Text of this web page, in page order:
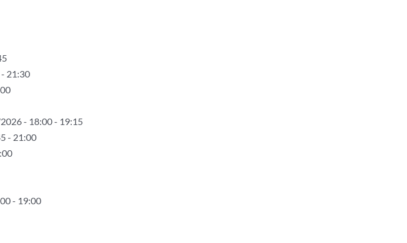
21:30
- 18:00 - 19:15
- 21:00
- 19:00